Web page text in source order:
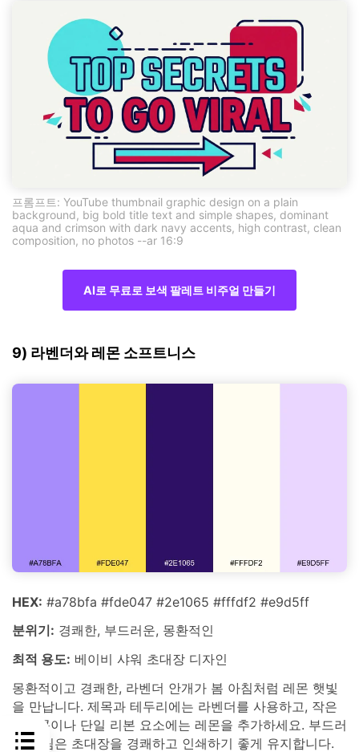
프롬프트: YouTube thumbnail graphic design on a plain
background, big bold title text and simple shapes, dominant
aqua and crimson with dark navy accents, high contrast, clean
composition, no photos --ar 16:9
AI로 무료로 보색 팔레트 비주얼 만들기
9) 라벤더와 레몬 소프트니스
HEX: #a78bfa #fde047 #2e1065 #fffdf2 #e9d5ff
분위기: 경쾌한, 부드러운, 몽환적인
최적 용도: 베이비 샤워 초대장 디자인
몽환적이고 경쾌한, 라벤더 안개가 봄 아침처럼 레몬 햇빛
을 만납니다. 제목과 테두리에는 라벤더를 사용하고, 작은
아이콘이나 단일 리본 요소에는 레몬을 추가하세요. 부드러
운 크림은 초대장을 경쾌하고 인쇄하기 좋게 유지합니다.